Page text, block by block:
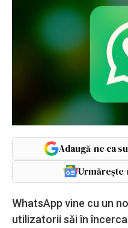
Adaugă-ne ca
Urmărește-
WhatsApp vine cu un
utilizatorii săi în